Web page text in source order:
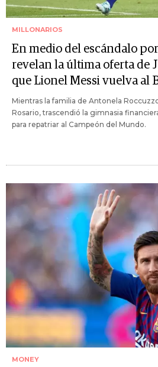
MILLONARIOS
En medio del escándalo
revelan la última oferta de
que Lionel Messi vuelva al
Mientras la familia de Antonela
Rosario, trascendió la gimnasia
para repatriar al Campeón del Mundo.
MONEY